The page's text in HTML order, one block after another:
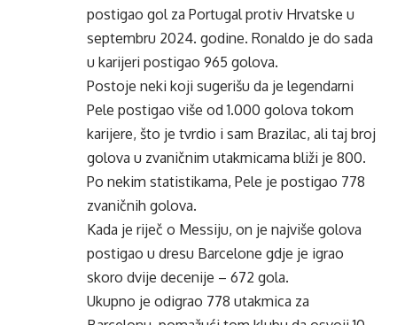
postigao gol za Portugal protiv Hrvatske u
septembru 2024. godine. Ronaldo je do sada
u karijeri postigao 965 golova.
Postoje neki koji sugerišu da je legendarni
Pele postigao više od 1.000 golova tokom
karijere, što je tvrdio i sam Brazilac, ali taj broj
golova u zvaničnim utakmicama bliži je 800.
Po nekim statistikama, Pele je postigao 778
zvaničnih golova.
Kada je riječ o Messiju, on je najviše golova
postigao u dresu Barcelone gdje je igrao
skoro dvije decenije – 672 gola.
Ukupno je odigrao 778 utakmica za